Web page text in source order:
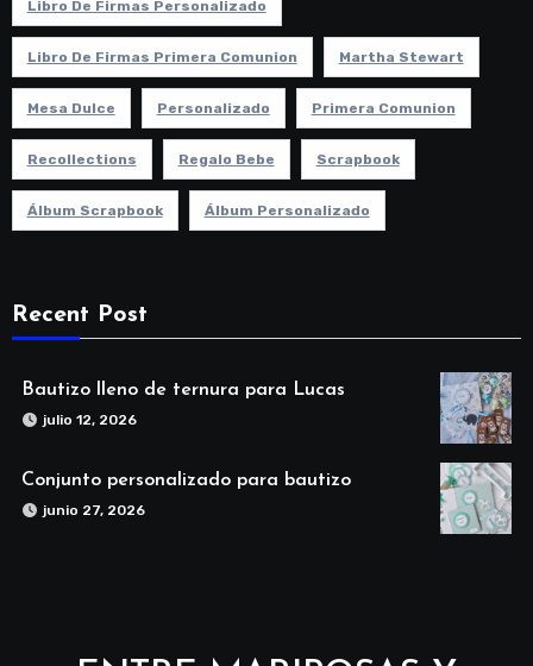
Libro De Firmas Personalizado
Libro De Firmas Primera Comunion Martha Stewart
Mesa Dulce Personalizado Primera Comunion
Recollections Regalo Bebe Scrapbook
Álbum Scrapbook Álbum Personalizado
Recent Post
Bautizo lleno de ternura para Lucas
julio 12, 2026
Conjunto personalizado para bautizo
junio 27, 2026